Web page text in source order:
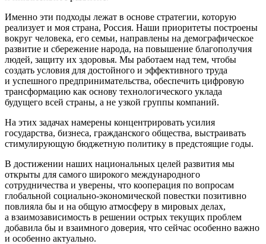
Именно эти подходы лежат в основе стратегии, которую
реализует и моя страна, Россия. Наши приоритеты построены
вокруг человека, его семьи, направлены на демографическое
развитие и сбережение народа, на повышение благополучия
людей, защиту их здоровья. Мы работаем над тем, чтобы
создать условия для достойного и эффективного труда
и успешного предпринимательства, обеспечить цифровую
трансформацию как основу технологического уклада
будущего всей страны, а не узкой группы компаний.
На этих задачах намерены концентрировать усилия
государства, бизнеса, гражданского общества, выстраивать
стимулирующую бюджетную политику в предстоящие годы.
В достижении наших национальных целей развития мы
открыты для самого широкого международного
сотрудничества и уверены, что кооперация по вопросам
глобальной социально-экономической повестки позитивно
повлияла бы и на общую атмосферу в мировых делах,
а взаимозависимость в решении острых текущих проблем
добавила бы и взаимного доверия, что сейчас особенно важно
и особенно актуально.